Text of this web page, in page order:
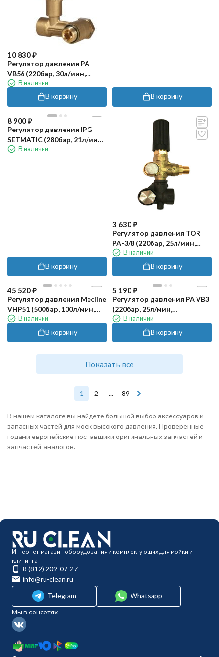
10 830₽
Регулятор давления PA
VB56 (220бар, 30л/мин,
1/2"г-3/8"г, X:26, Y:66-76)
В наличии
В корзину В корзину
8 900₽
Регулятор давления IPG
SETMATIC (280бар, 21л/мин,
1/2"г-3/8"ш, X:19, Y:54-73,
В наличии
В корзину
3 630₽
Регулятор давления TOR
PA-3/8 (220бар, 25л/мин,
1/2"г-3/8"ш)
В наличии
В корзину
45 520₽
Регулятор давления Mecline
VHP51 (500бар, 100л/мин,
1/2"г-1/2"г, By-pass 1/2"г,
никел.лат)
В наличии
В корзину
5 190₽
Регулятор давления PA VB3
(220бар, 25л/мин,
3/8"ш-3/8"ш, By-pass 3/8"г)
В наличии
В корзину
Показать все
1 2 ... 89
В нашем каталоге вы найдете большой выбор аксессуаров и
запасных частей для моек высокого давления. Проверенные
годами европейские поставщики оригинальных запчастей и
запчастей-аналогов.
Интернет-магазин оборудования и комплектующих для мойки и
клининга
8 (812) 209-07-27
info@ru-clean.ru
Telegram
Whatsapp
Мы в соцсетях